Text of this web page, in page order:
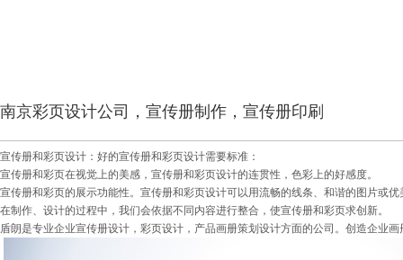
南京彩页设计公司，宣传册制作，宣传册印刷
宣传册和彩页设计：好的宣传册和彩页设计需要标准：
宣传册和彩页在视觉上的美感，宣传册和彩页设计的连贯性，色彩上的好感度。
宣传册和彩页的展示功能性。宣传册和彩页设计可以用流畅的线条、和谐的图片或
在制作、设计的过程中，我们会依据不同内容进行整合，使宣传册和彩页求创新。
盾朗是专业企业宣传册设计，彩页设计，产品画册策划设计方面的公司。创造企业